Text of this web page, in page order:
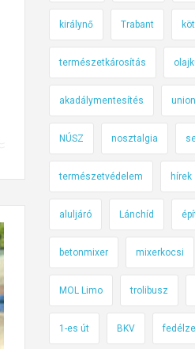
királynő Trabant
természetkárosítás
akadálymentesítés union
NÚSZ nosztalgia
természetvédelem hírek
aluljáró Lánchíd
betonmixer mixerkocsi
MOL Limo trolibusz
1-es út BKV